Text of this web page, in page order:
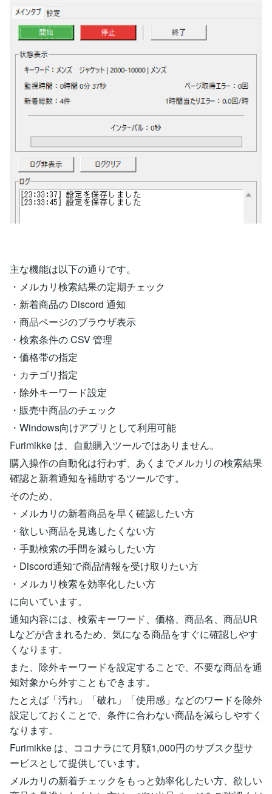
主な機能は以下の通りです。
・メルカリ検索結果の定期チェック
・新着商品の Discord 通知
・商品ページのブラウザ表示
・検索条件の CSV 管理
・価格帯の指定
・カテゴリ指定
・除外キーワード設定
・販売中商品のチェック
・Windows向けアプリとして利用可能
Furimikke は、自動購入ツールではありません。
購入操作の自動化は行わず、あくまでメルカリの検索結果
確認と新着通知を補助するツールです。
そのため、
・メルカリの新着商品を早く確認したい方
・欲しい商品を見逃したくない方
・手動検索の手間を減らしたい方
・Discord通知で商品情報を受け取りたい方
・メルカリ検索を効率化したい方
に向いています。
通知内容には、検索キーワード、価格、商品名、商品UR
Lなどが含まれるため、気になる商品をすぐに確認しやす
くなります。
また、除外キーワードを設定することで、不要な商品を通
知対象から外すこともできます。
たとえば「汚れ」「破れ」「使用感」などのワードを除外
設定しておくことで、条件に合わない商品を減らしやすく
なります。
Furimikke は、ココナラにて月額1,000円のサブスク型サ
ービスとして提供しています。
メルカリの新着チェックをもっと効率化したい方、欲しい